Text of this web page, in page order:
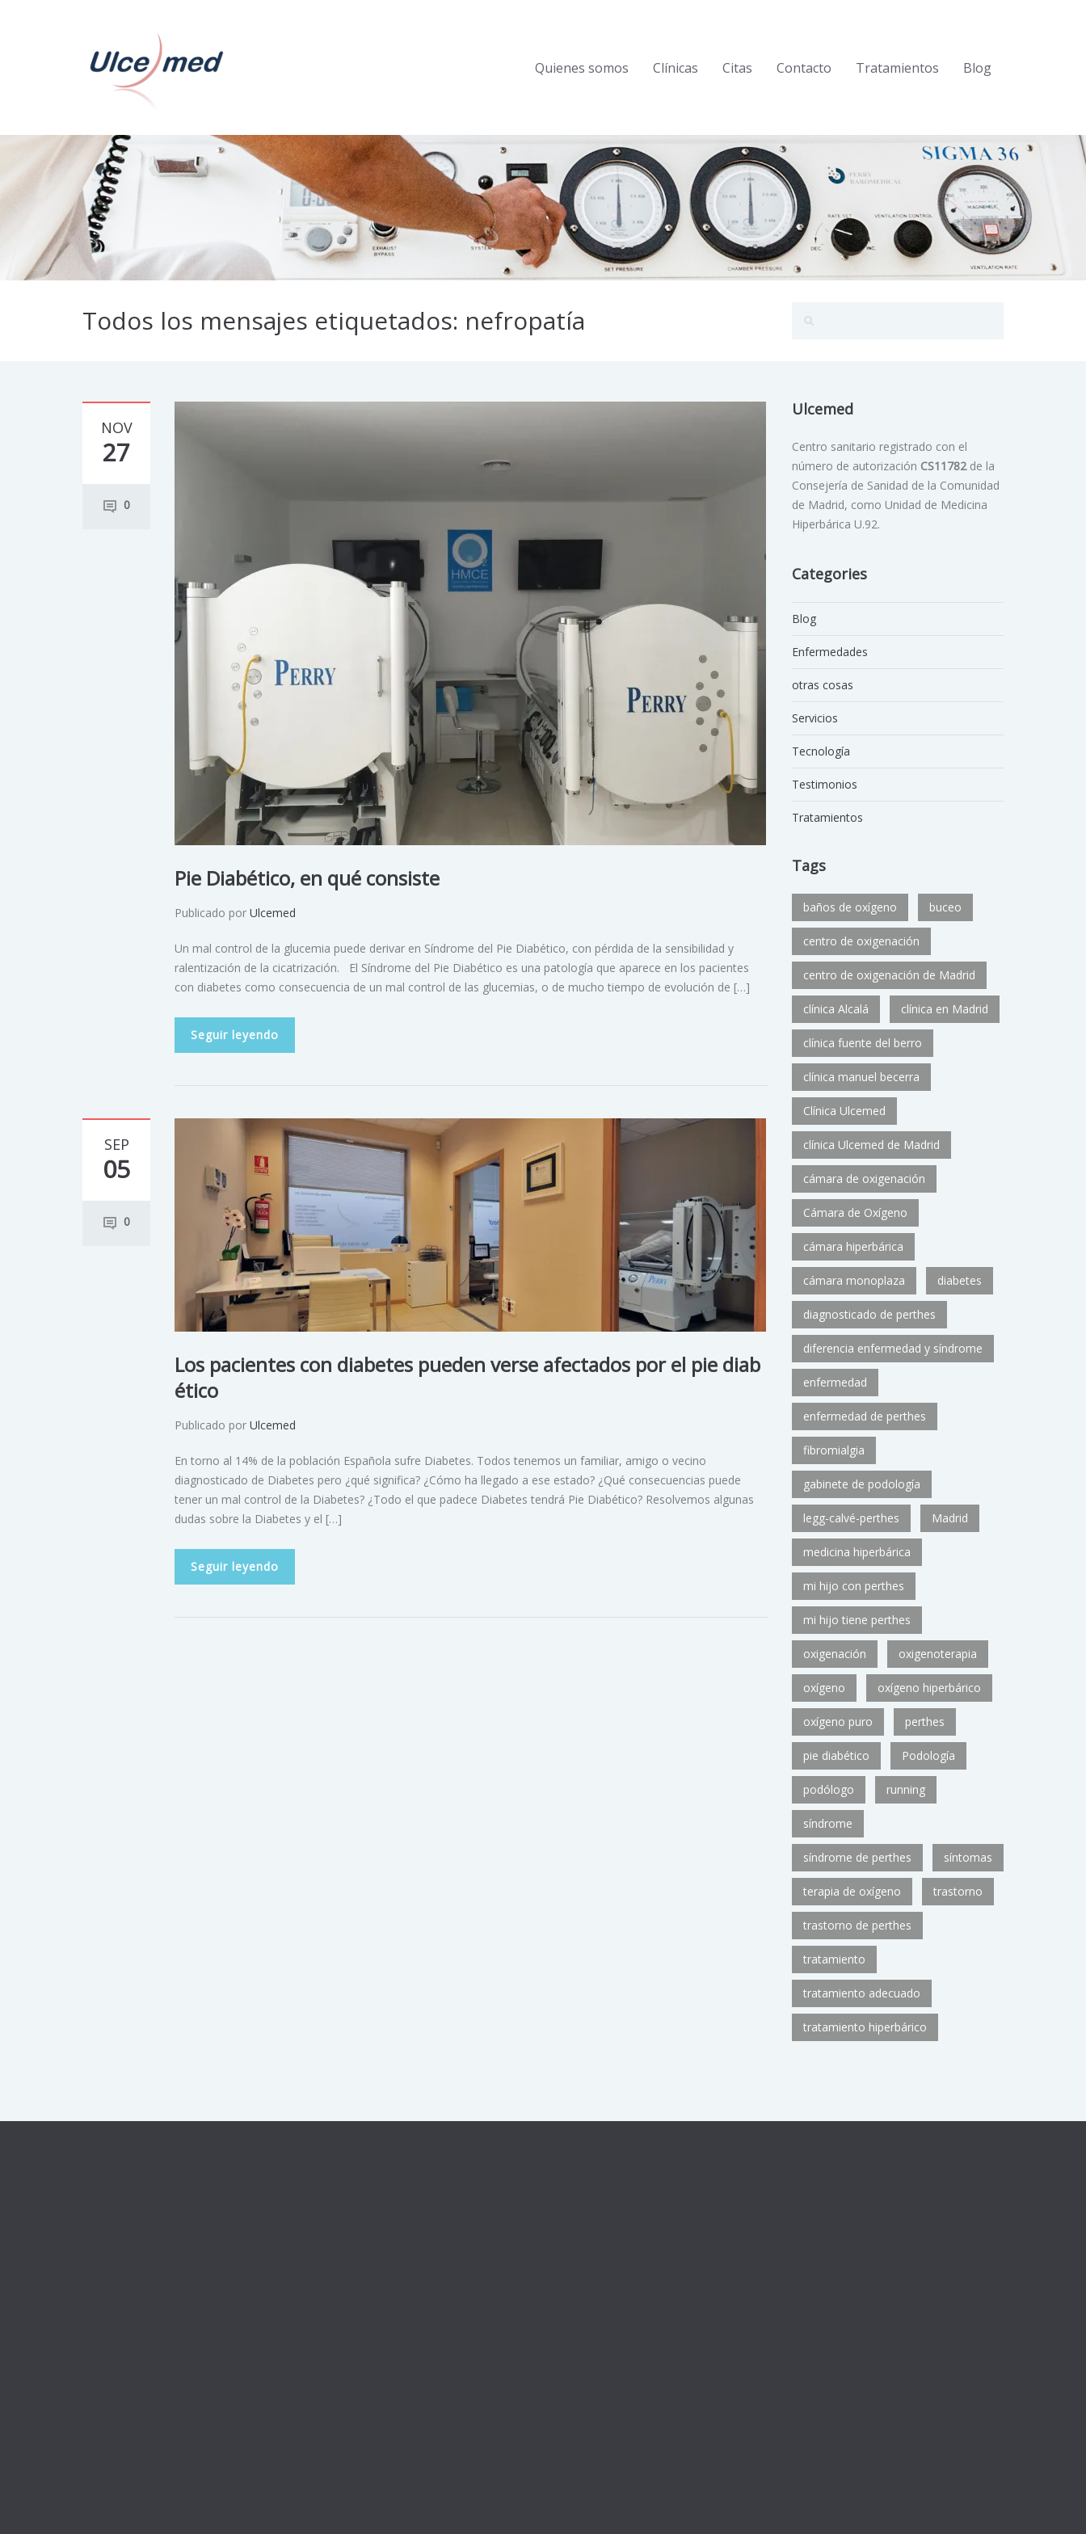
Quienes somos Clínicas Citas Contacto Tratamientos Blog
Todos los mensajes etiquetados: nefropatía
NOV
27
0
Pie Diabético, en qué consiste
Publicado por Ulcemed
Un mal control de la glucemia puede derivar en Síndrome del Pie Diabético, con pérdida de la sensibilidad y
ralentización de la cicatrización. El Síndrome del Pie Diabético es una patología que aparece en los pacientes
con diabetes como consecuencia de un mal control de las glucemias, o de mucho tiempo de evolución de […]
Seguir leyendo
SEP
05
0
Los pacientes con diabetes pueden verse afectados por el pie diab
ético
Publicado por Ulcemed
En torno al 14% de la población Española sufre Diabetes. Todos tenemos un familiar, amigo o vecino
diagnosticado de Diabetes pero ¿qué significa? ¿Cómo ha llegado a ese estado? ¿Qué consecuencias puede
tener un mal control de la Diabetes? ¿Todo el que padece Diabetes tendrá Pie Diabético? Resolvemos algunas
dudas sobre la Diabetes y el […]
Seguir leyendo
Ulcemed
Centro sanitario registrado con el
número de autorización CS11782de la
Consejería de Sanidad de la Comunidad
de Madrid, como Unidad de Medicina
Hiperbárica U.92.
Categories
Blog
Enfermedades
otras cosas
Servicios
Tecnología
Testimonios
Tratamientos
Tags
baños de oxígeno buceo
centro de oxigenación
centro de oxigenación de Madrid
clínica Alcalá clínica en Madrid
clínica fuente del berro
clínica manuel becerra
Clínica Ulcemed
clínica Ulcemed de Madrid
cámara de oxigenación
Cámara de Oxígeno
cámara hiperbárica
cámara monoplaza diabetes
diagnosticado de perthes
diferencia enfermedad y síndrome
enfermedad
enfermedad de perthes
fibromialgia
gabinete de podología
legg-calvé-perthes Madrid
medicina hiperbárica
mi hijo con perthes
mi hijo tiene perthes
oxigenación oxigenoterapia
oxígeno oxígeno hiperbárico
oxígeno puro perthes
pie diabético Podología
podólogo running
síndrome
síndrome de perthes síntomas
terapia de oxígeno trastorno
trastorno de perthes
tratamiento
tratamiento adecuado
tratamiento hiperbárico